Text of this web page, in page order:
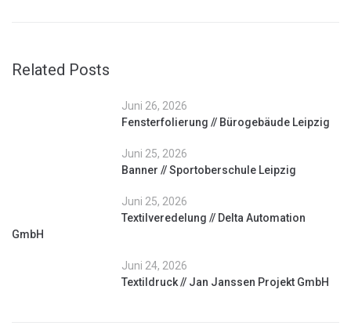
Related Posts
Juni 26, 2026
Fensterfolierung // Bürogebäude Leipzig
Juni 25, 2026
Banner // Sportoberschule Leipzig
Juni 25, 2026
Textilveredelung // Delta Automation
GmbH
Juni 24, 2026
Textildruck // Jan Janssen Projekt GmbH